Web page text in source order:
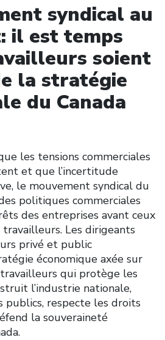
syndical au
il est temps
soient
la stratégie
du Canada
les tensions commerciales
et que l’incertitude
le mouvement syndical du
politiques commerciales
des entreprises avant ceux
Les dirigeants
privé et public
économique axée sur
qui protège les
l’industrie nationale,
publics, respecte les droits
la souveraineté